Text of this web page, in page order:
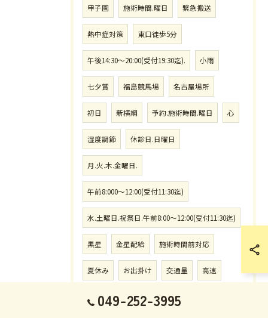
甲子園 施術時間.曜日 緊急搬送
熱中症対策 東口徒歩5分
午後14:30〜20:00(受付19:30迄). 小雨
七夕賞 福島競馬場 名古屋場所
初日 新横綱 予約.施術時間.曜日 心
湿度調節 休診日.日曜日
月.火.木.金曜日.
午前8:000〜12:00(受付11:30迄)
水.土曜日.祝祭日.午前8:00〜12:00(受付11:30迄)
黒星 金星配給 施術時間前対応
夏休み お出掛け 交通量 高速
猛烈 8月施術予定表 小倉記念
049-252-3995